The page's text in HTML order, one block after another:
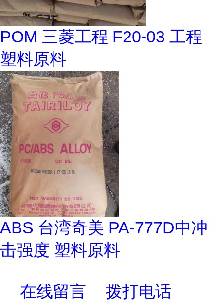
POM 三菱工程 F20-03 工程
塑料原料
ABS 台湾奇美 PA-777D中冲
击强度 塑料原料
在线留言 拨打电话